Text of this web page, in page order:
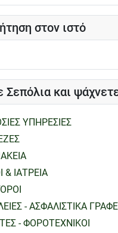
στον ιστό
Σεπόλια και
ΥΠΗΡΕΣΙΕΣ
& ΙΑΤΡΕΙΑ
- ΑΣΦΑΛΙΣΤΙΚΑ
- ΦΟΡΟΤΕΧΝΙΚΟΙ